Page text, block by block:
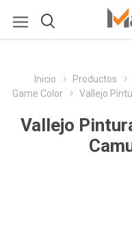
Inicio Productos
Game Color
Vallejo
Vallejo